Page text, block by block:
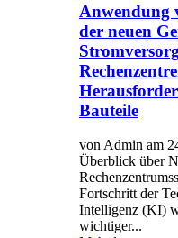
Anwendung
der neuen
Bauteile
von Admin am
Überblick über
Fortschritt der
Intelligenz (KI)
wichtiger...